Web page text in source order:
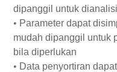
dipanggil untuk
• Parameter dapat
mudah dipanggil untuk
bila diperlukan
• Data penyortiran